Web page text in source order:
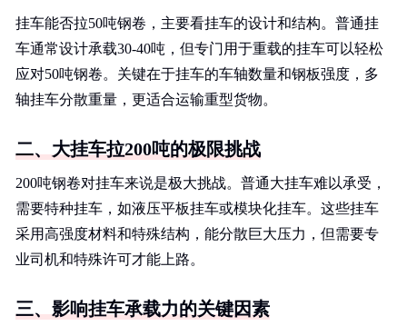
挂车能否拉50吨钢卷，主要看挂车的设计和结构。普通挂
车通常设计承载30-40吨，但专门用于重载的挂车可以轻松
应对50吨钢卷。关键在于挂车的车轴数量和钢板强度，多
轴挂车分散重量，更适合运输重型货物。
二、大挂车拉200吨的极限挑战
200吨钢卷对挂车来说是极大挑战。普通大挂车难以承受，
需要特种挂车，如液压平板挂车或模块化挂车。这些挂车
采用高强度材料和特殊结构，能分散巨大压力，但需要专
业司机和特殊许可才能上路。
三、影响挂车承载力的关键因素